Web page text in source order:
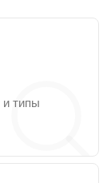
и типы